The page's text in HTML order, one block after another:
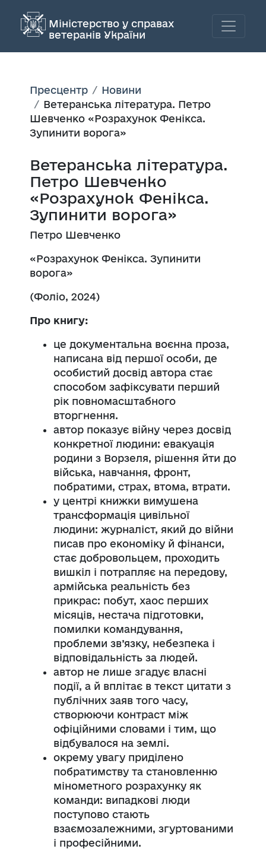
Міністерство у справах
ветеранів України
Пресцентр
Новини
Ветеранська література. Петро
Шевченко «Розрахунок Фенікса.
Зупинити ворога»
Ветеранська література.
Петро Шевченко
«Розрахунок Фенікса.
Зупинити ворога»
Петро Шевченко
«Розрахунок Фенікса. Зупинити
ворога»
(Фоліо, 2024)
Про книгу:
це документальна воєнна проза,
написана від першої особи, де
особистий досвід автора стає
способом зафіксувати перший
рік повномасштабного
вторгнення.
автор показує війну через досвід
конкретної людини: евакуація
родини з Ворзеля, рішення йти до
війська, навчання, фронт,
побратими, страх, втома, втрати.
у центрі книжки вимушена
трансформація цивільної
людини: журналіст, який до війни
писав про економіку й фінанси,
стає добровольцем, проходить
вишкіл і потрапляє на передову,
армійська реальність без
прикрас: побут, хаос перших
місяців, нестача підготовки,
помилки командування,
проблеми зв’язку, небезпека і
відповідальність за людей.
автор не лише згадує власні
події, а й вплітає в текст цитати з
публічних заяв того часу,
створюючи контраст між
офіційними словами і тим, що
відбувалося на землі.
окрему увагу приділено
побратимству та становленню
мінометного розрахунку як
команди: випадкові люди
поступово стають
взаємозалежними, згуртованими
і професійними.